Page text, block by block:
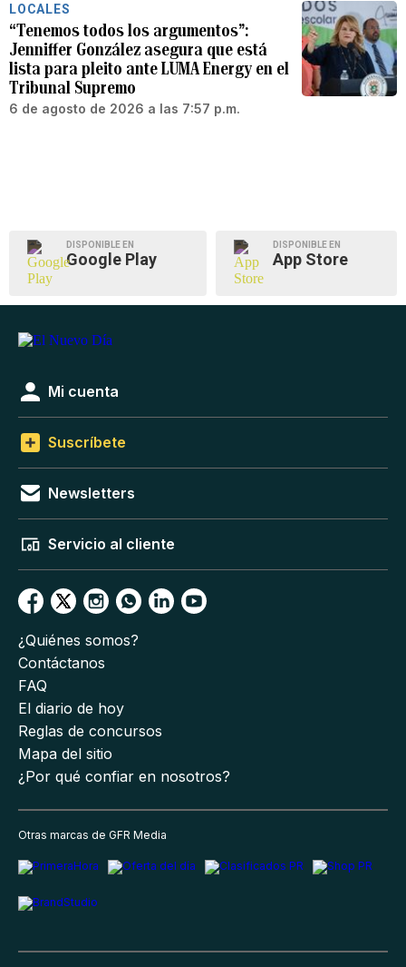
LOCALES
“Tenemos todos los argumentos”:
Jenniffer González asegura que está
lista para pleito ante LUMA Energy en el
Tribunal Supremo
6 de agosto de 2026 a las 7:57 p.m.
DISPONIBLE EN
Google Play
DISPONIBLE EN
App Store
Mi cuenta
Suscríbete
Newsletters
Servicio al cliente
¿Quiénes somos?
Contáctanos
FAQ
El diario de hoy
Reglas de concursos
Mapa del sitio
¿Por qué confiar en nosotros?
Otras marcas de GFR Media